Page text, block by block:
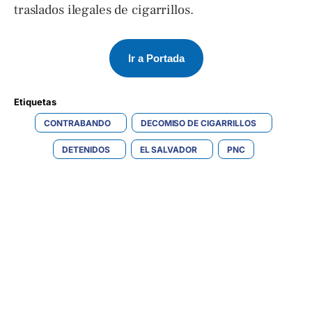
traslados ilegales de cigarrillos.
Ir a Portada
Etiquetas
CONTRABANDO DECOMISO DE CIGARRILLOS
DETENIDOS EL SALVADOR PNC